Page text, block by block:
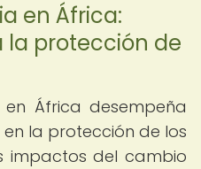
en África:
protección de
África desempeña
la protección de los
impactos del cambio